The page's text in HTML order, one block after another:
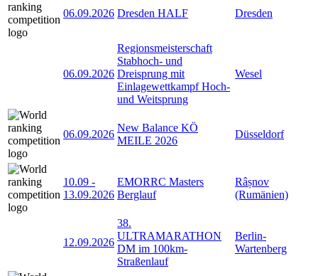
06.09.2026 Dresden HALF Dresden
06.09.2026
Regionsmeisterschaft
Stabhoch- und
Dreisprung mit
Einlagewettkampf Hoch-
und Weitsprung
Wesel
06.09.2026
New Balance KÖ
MEILE 2026
Düsseldorf
10.09 -
13.09.2026
EMORRC Masters
Berglauf
Râșnov
(Rumänien)
12.09.2026
38.
ULTRAMARATHON
DM im 100km-
Straßenlauf
Berlin-
Wartenberg